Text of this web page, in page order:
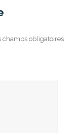
champs obligatoires